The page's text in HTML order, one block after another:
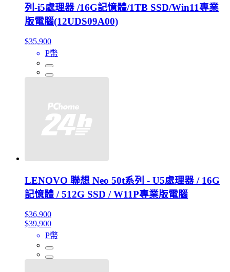
列-i5處理器 /16G記憶體/1TB SSD/Win11專業
版電腦(12UDS09A00)
$35,900
P幣
LENOVO 聯想 Neo 50t系列 - U5處理器 / 16G
記憶體 / 512G SSD / W11P專業版電腦
$36,900
$39,900
P幣